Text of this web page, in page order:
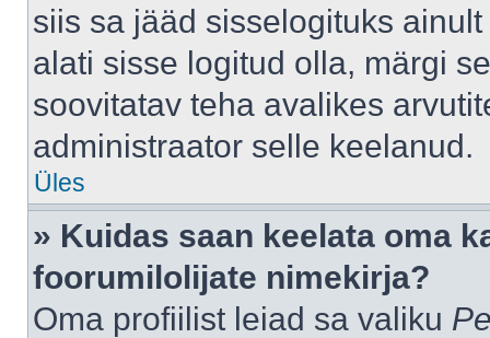
siis sa jääd sisselogituks
alati sisse logitud olla, märgi
soovitatav teha avalikes
administraator selle keelanud.
Üles
» Kuidas saan keelata oma
foorumilolijate nimekirja?
Oma profiilist leiad sa valiku